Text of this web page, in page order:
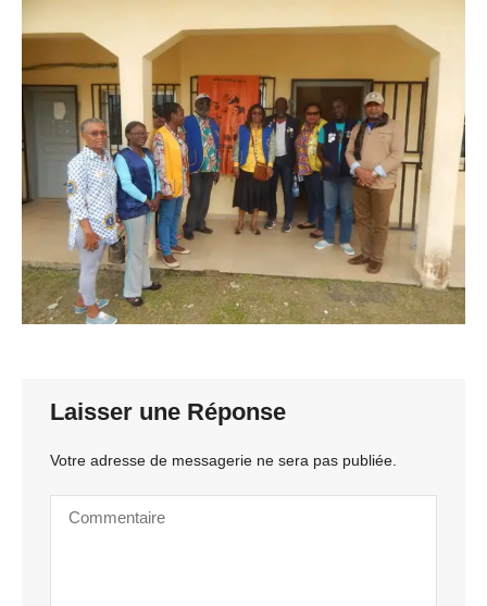
Laisser une Réponse
Votre adresse de messagerie ne sera pas publiée.